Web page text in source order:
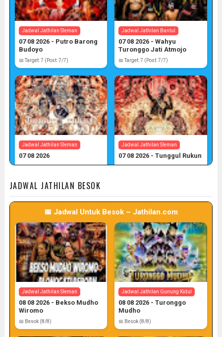
Jadwal Jathilan Sleman
07 08 2026 - Putro Barong
Budoyo
📅 Target: 7 (Post: 7/7)
Jadwal Jathilan Bantul
07 08 2026 - Wahyu
Turonggo Jati Atmojo
📅 Target: 7 (Post: 7/7)
Jadwal Jathilan Sleman
07 08 2026
Jadwal Jathilan Sleman
07 08 2026 - Tunggul Rukun
JADWAL JATHILAN BESOK
📅 Jadwal Untuk Besok ~ Jathilan.com
Jadwal Jathilan Sleman
08 08 2026 - Bekso Mudho
Wiromo
📅 Besok (8/8)
Jadwal Jathilan Gunung Kidul
08 08 2026 - Turonggo
Mudho
📅 Besok (8/8)